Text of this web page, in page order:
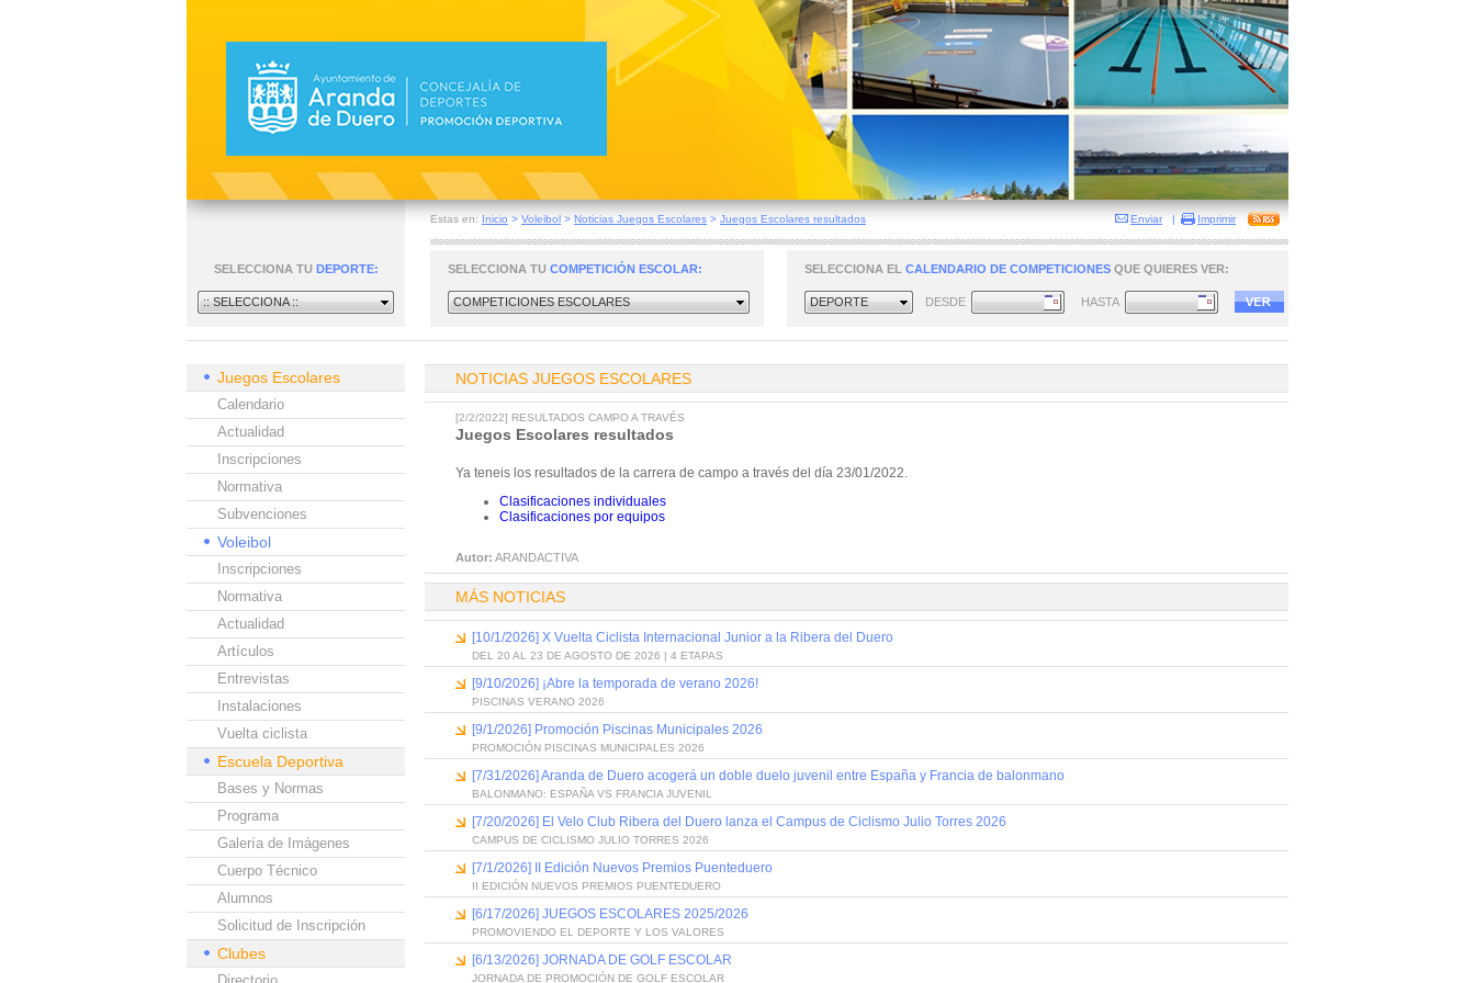
Estas en: Inicio > Voleibol > Noticias Juegos Escolares > Juegos Escolares resultados Enviar | Imprimir
SELECCIONA TU DEPORTE:
:: SELECCIONA ::
SELECCIONA TU COMPETICIÓN ESCOLAR:
COMPETICIONES ESCOLARES
SELECCIONA EL CALENDARIO DE COMPETICIONES QUE QUIERES VER:
DEPORTE DESDE HASTA
Juegos Escolares
Calendario
Actualidad
Inscripciones
Normativa
Subvenciones
Voleibol
Inscripciones
Normativa
Actualidad
Artículos
Entrevistas
Instalaciones
Vuelta ciclista
Escuela Deportiva
Bases y Normas
Programa
Galería de Imágenes
Cuerpo Técnico
Alumnos
Solicitud de Inscripción
Clubes
NOTICIAS JUEGOS ESCOLARES
[2/2/2022] RESULTADOS CAMPO A TRAVÉS
Juegos Escolares resultados
Ya teneis los resultados de la carrera de campo a través del día 23/01/2022.
Clasificaciones individuales
Clasificaciones por equipos
Autor: ARANDACTIVA
MÁS NOTICIAS
[10/1/2026] X Vuelta Ciclista Internacional Junior a la Ribera del Duero
DEL 20 AL 23 DE AGOSTO DE 2026 | 4 ETAPAS
[9/10/2026] ¡Abre la temporada de verano 2026!
PISCINAS VERANO 2026
[9/1/2026] Promoción Piscinas Municipales 2026
PROMOCIÓN PISCINAS MUNICIPALES 2026
[7/31/2026] Aranda de Duero acogerá un doble duelo juvenil entre España y Francia de balonmano
BALONMANO: ESPAÑA VS FRANCIA JUVENIL
[7/20/2026] El Velo Club Ribera del Duero lanza el Campus de Ciclismo Julio Torres 2026
CAMPUS DE CICLISMO JULIO TORRES 2026
[7/1/2026] II Edición Nuevos Premios Puenteduero
II EDICIÓN NUEVOS PREMIOS PUENTEDUERO
[6/17/2026] JUEGOS ESCOLARES 2025/2026
PROMOVIENDO EL DEPORTE Y LOS VALORES
[6/13/2026] JORNADA DE GOLF ESCOLAR
JORNADA DE PROMOCIÓN DE GOLF ESCOLAR